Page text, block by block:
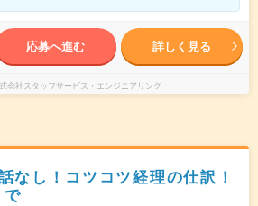
応募へ進む 詳しく見る
会社スタッフサービス・エンジニアリング
なし！コツコツ経理の仕訳！
で